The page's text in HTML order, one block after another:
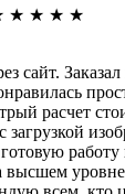
★ ★ ★ ★
сайт.
расчет
высшем